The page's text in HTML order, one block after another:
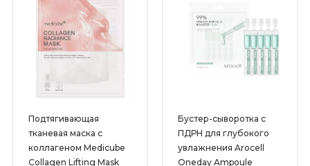
Койевая кислота
Коллаген
Комплекс растительных экстрактов
Кофеин
Ниацинамид (Витамин В3)
Пантенол (Витамин В5)
Подтягивающая
тканевая маска с
коллагеном Medicube
Collagen Lifting Mask
Бустер-сыворотка с
ПДРН для глубокого
увлажнения Arocell
Oneday Ampoule